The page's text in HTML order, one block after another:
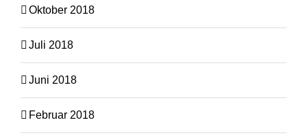
Oktober 2018
Juli 2018
Juni 2018
Februar 2018